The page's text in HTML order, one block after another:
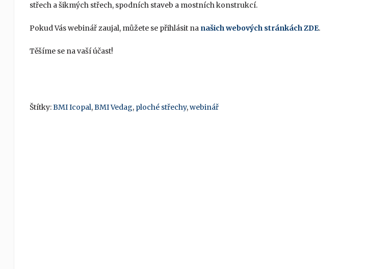
střech a šikmých střech, spodních staveb a mostních konstrukcí.
Pokud Vás webinář zaujal, můžete se přihlásit na našich webových stránkách ZDE.
Těšíme se na vaší účast!
Štítky:BMI Icopal,BMI Vedag, ploché střechy,webinář